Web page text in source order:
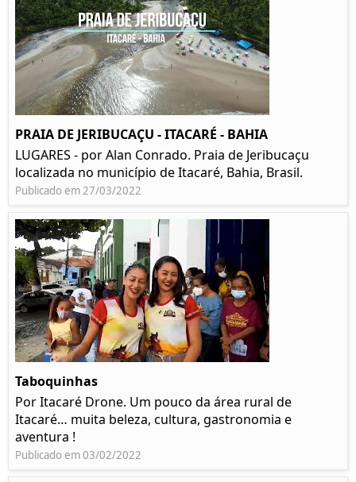
PRAIA DE JERIBUCAÇU - ITACARÉ - BAHIA
LUGARES - por Alan Conrado. Praia de Jeribucaçu
localizada no município de Itacaré, Bahia, Brasil.
Publicado em 27/03/2022
Taboquinhas
Por Itacaré Drone. Um pouco da área rural de
Itacaré… muita beleza, cultura, gastronomia e
aventura !
Publicado em 03/02/2022